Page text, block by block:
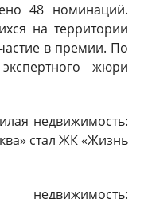
48 номинаций.
на территории
в премии. По
жюри
недвижимость:
стал ЖК «Жизнь